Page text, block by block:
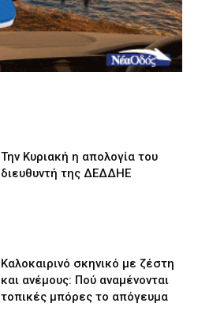
Την Κυριακή η απολογία του
διευθυντή της ΔΕΔΔΗΕ
Καλοκαιρινό σκηνικό με ζέστη
και ανέμους: Πού αναμένονται
τοπικές μπόρες το απόγευμα